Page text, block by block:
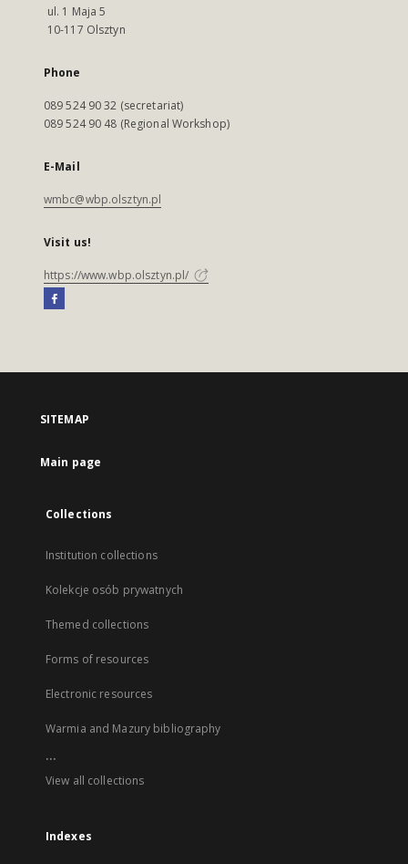
ul. 1 Maja 5
10-117 Olsztyn
Phone
089 524 90 32 (secretariat)
089 524 90 48 (Regional Workshop)
E-Mail
wmbc@wbp.olsztyn.pl
Visit us!
https://www.wbp.olsztyn.pl/
SITEMAP
Main page
Collections
Institution collections
Kolekcje osób prywatnych
Themed collections
Forms of resources
Electronic resources
Warmia and Mazury bibliography
...
View all collections
Indexes